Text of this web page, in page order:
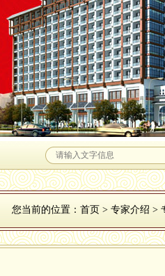
您当前的位置： 首页 > 专家介绍 >